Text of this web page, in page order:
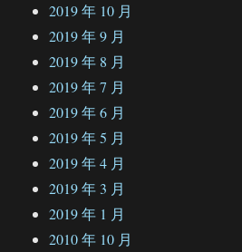
2019 年 10 月
2019 年 9 月
2019 年 8 月
2019 年 7 月
2019 年 6 月
2019 年 5 月
2019 年 4 月
2019 年 3 月
2019 年 1 月
2010 年 10 月